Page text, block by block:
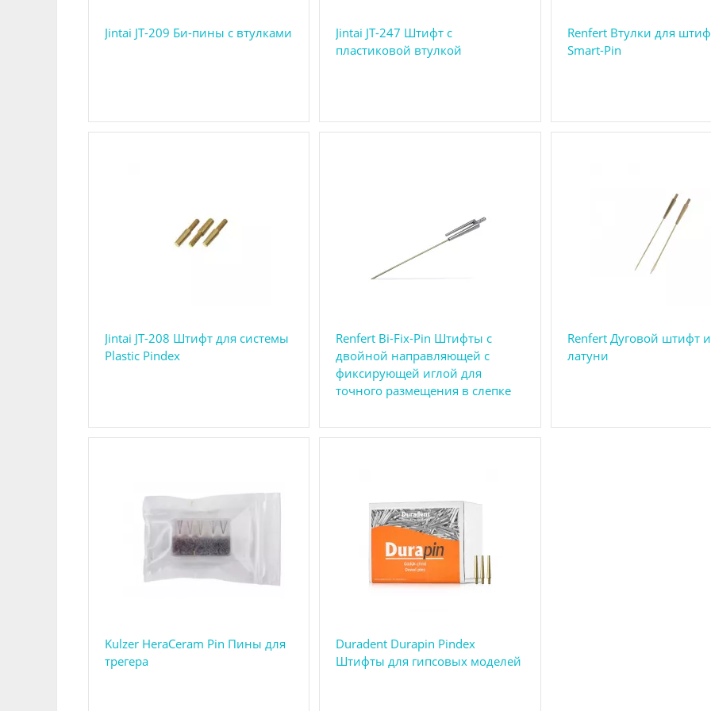
Jintai JT-209 Би-пины с втулками
Jintai JT-247 Штифт с
пластиковой втулкой
Renfert Втулки для
Smart-Pin
Jintai JT-208 Штифт для системы
Plastic Pindex
Renfert Bi-Fix-Pin Штифты с
двойной направляющей с
фиксирующей иглой для
точного размещения в слепке
Renfert Дуговой штифт
латуни
Kulzer HeraCeram Pin Пины для
трегера
Duradent Durapin Pindex
Штифты для гипсовых моделей